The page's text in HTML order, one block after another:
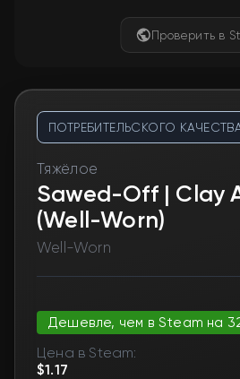
Проверить в
ПОТРЕБИТЕЛЬСКОГО
Тяжёлое
Sawed-Off | Clay
(Well-Worn)
Well-Worn
Дешевле, чем в Steam на
Цена в Steam:
$1.17